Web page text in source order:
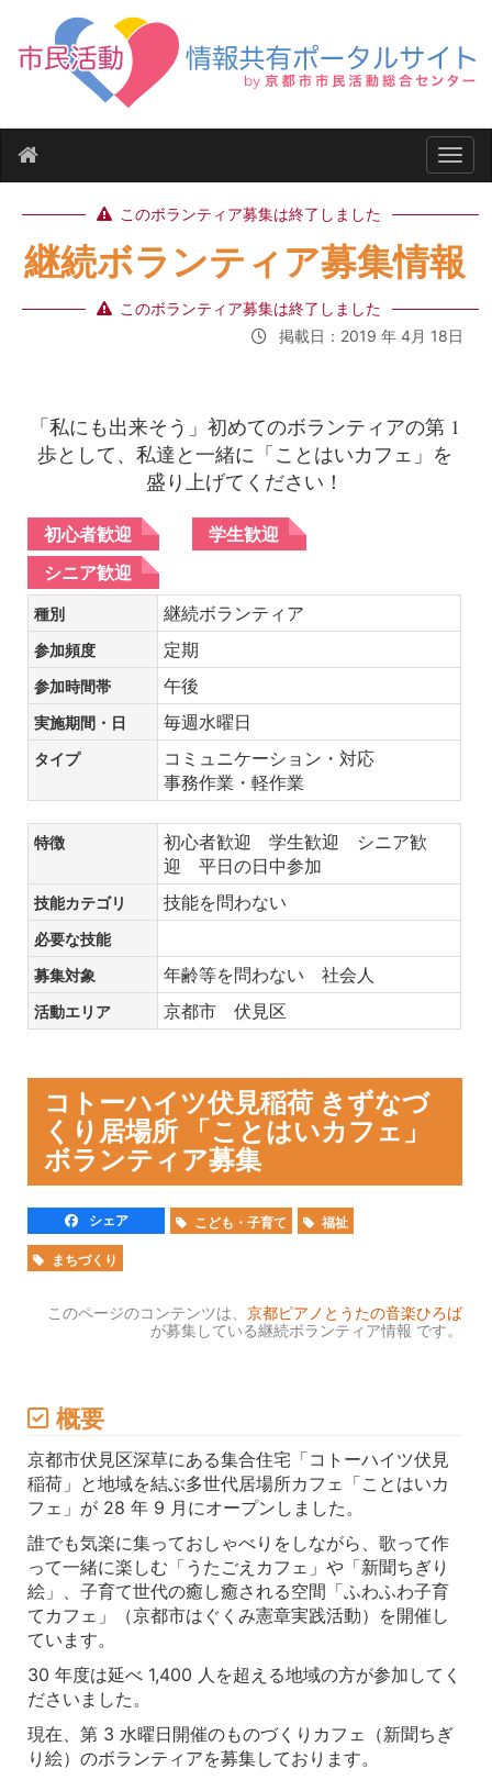
ナビ
このボランティア募集は終了しました
継続ボランティア募集情報
このボランティア募集は終了しました
掲載日：2019 年 4月 18日
「私にも出来そう」初めてのボランティアの第 1
歩として、私達と一緒に「ことはいカフェ」を
盛り上げてください！
初心者歓迎
学生歓迎
シニア歓迎
種別 継続ボランティア
参加頻度 定期
参加時間帯 午後
実施期間・日 毎週水曜日
タイプ
コミュニケーション・対応
事務作業・軽作業
特徴
初心者歓迎 学生歓迎 シニア歓
迎 平日の日中参加
技能カテゴリ 技能を問わない
必要な技能
募集対象 年齢等を問わない 社会人
活動エリア 京都市 伏見区
コトーハイツ伏見稲荷 きずなづ
くり居場所 「ことはいカフェ」
ボランティア募集
シェア こども・子育て 福祉
まちづくり
このページのコンテンツは、 京都ピアノとうたの音楽ひろば
が募集している継続ボランティア情報 です。
概要
京都市伏見区深草にある集合住宅「コトーハイツ伏見
稲荷」と地域を結ぶ多世代居場所カフェ「ことはいカ
フェ」が 28 年 9 月にオープンしました。
誰でも気楽に集っておしゃべりをしながら、歌って作
って一緒に楽しむ「うたごえカフェ」や「新聞ちぎり
絵」、子育て世代の癒し癒される空間「ふわふわ子育
てカフェ」（京都市はぐくみ憲章実践活動）を開催し
ています。
30 年度は延べ 1,400 人を超える地域の方が参加してく
ださいました。
現在、第 3 水曜日開催のものづくりカフェ（新聞ちぎ
り絵）のボランティアを募集しております。